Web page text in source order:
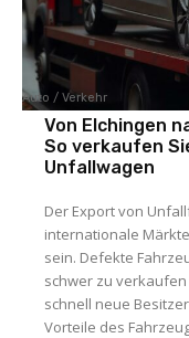
Auto / Verkehr
Von Elchingen
So verkaufen
Unfallwagen
Der Export von
internationale
sein. Defekte
schwer zu
schnell neue
Vorteile des